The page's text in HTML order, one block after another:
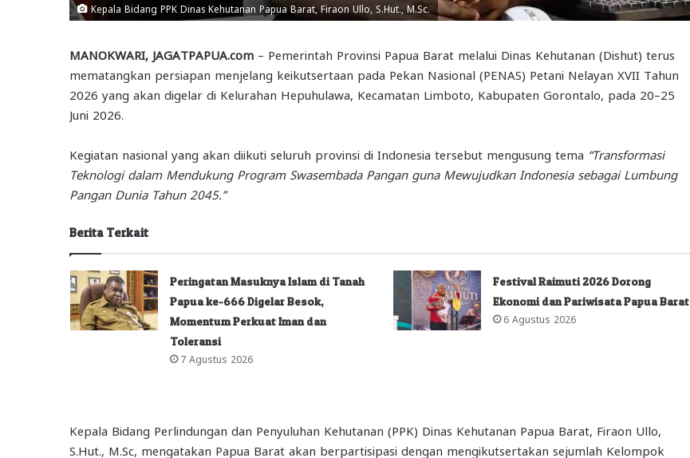
Kepala Bidang PPK Dinas Kehutanan Papua Barat, Firaon Ullo, S.Hut., M.Sc.
MANOKWARI, JAGATPAPUA.com – Pemerintah Provinsi Papua Barat melalui Dinas Kehutanan (Dishut) terus
mematangkan persiapan menjelang keikutsertaan pada Pekan Nasional (PENAS) Petani Nelayan XVII Tahun
2026 yang akan digelar di Kelurahan Hepuhulawa, Kecamatan Limboto, Kabupaten Gorontalo, pada 20–25
Juni 2026.
Kegiatan nasional yang akan diikuti seluruh provinsi di Indonesia tersebut mengusung tema “Transformasi
Teknologi dalam Mendukung Program Swasembada Pangan guna Mewujudkan Indonesia sebagai Lumbung
Pangan Dunia Tahun 2045.”
Berita Terkait
Peringatan Masuknya Islam di Tanah
Papua ke-666 Digelar Besok,
Momentum Perkuat Iman dan
Toleransi
7 Agustus 2026
Festival Raimuti 2026 Dorong
Ekonomi dan Pariwisata Papua Barat
6 Agustus 2026
Kepala Bidang Perlindungan dan Penyuluhan Kehutanan (PPK) Dinas Kehutanan Papua Barat, Firaon Ullo,
S.Hut., M.Sc, mengatakan Papua Barat akan berpartisipasi dengan mengikutsertakan sejumlah Kelompok